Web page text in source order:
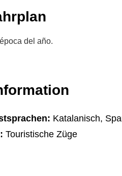
del año.
Katalanisch,
Touristische Züge